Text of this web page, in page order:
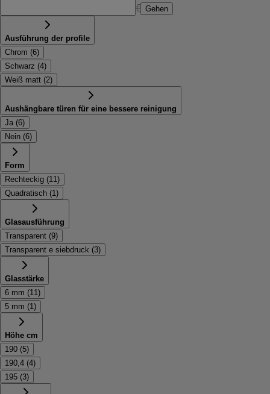
€ Gehen
Ausführung der profile
Chrom (6)
Schwarz (4)
Weiß matt (2)
Aushängbare türen für eine bessere reinigung
Ja (6)
Nein (6)
Form
Rechteckig (11 )
Quadratisch (1 )
Glasausführung
Transparent (9)
Transparent e siebdruck (3)
Glasstärke
6 mm (11 )
5 mm (1 )
Höhe cm
190 (5)
190,4 (4)
195 (3)